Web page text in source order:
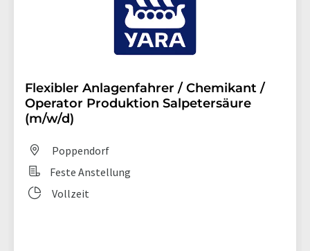
Flexibler Anlagenfahrer / Chemikant /
Operator Produktion Salpetersäure
(m/w/d)
Poppendorf
Feste Anstellung
Vollzeit